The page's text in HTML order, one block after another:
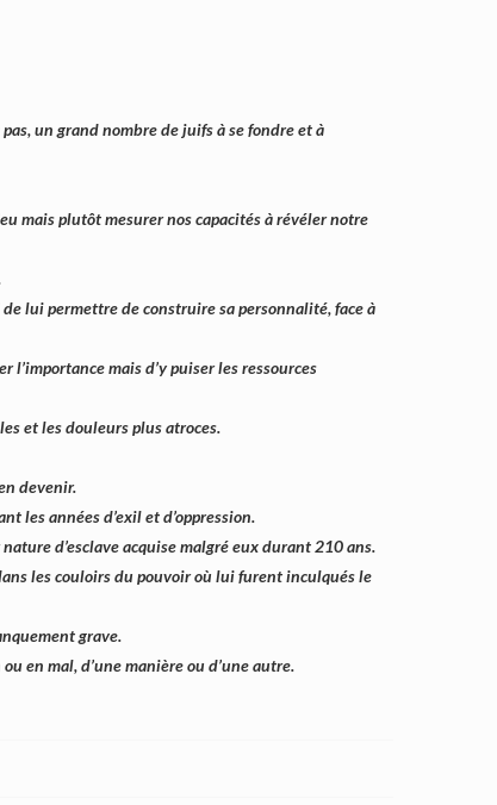
un grand nombre de juifs à se fondre et à
mais plutôt mesurer nos capacités à révéler notre
lui permettre de construire sa personnalité, face à
l’importance mais d’y puiser les ressources
et les douleurs plus atroces.
devenir.
les années d’exil et d’oppression.
d’esclave acquise malgré eux durant 210 ans.
les couloirs du pouvoir où lui furent inculqués le
grave.
en mal, d’une manière ou d’une autre.